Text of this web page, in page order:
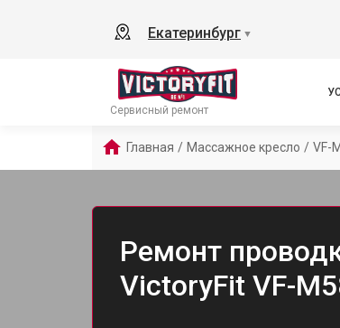
Екатеринбург ▼
Сервисный ремонт
Главная / Массажное кресло / VF-
Ремонт
VictoryFit VF-